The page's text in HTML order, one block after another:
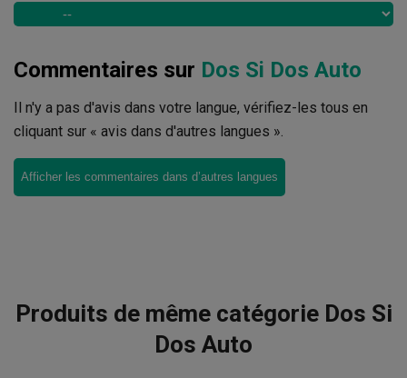
Commentaires sur Dos Si Dos Auto
Il n'y a pas d'avis dans votre langue, vérifiez-les tous en
cliquant sur « avis dans d'autres langues ».
Afficher les commentaires dans d’autres langues
Produits de même catégorie Dos Si
Dos Auto